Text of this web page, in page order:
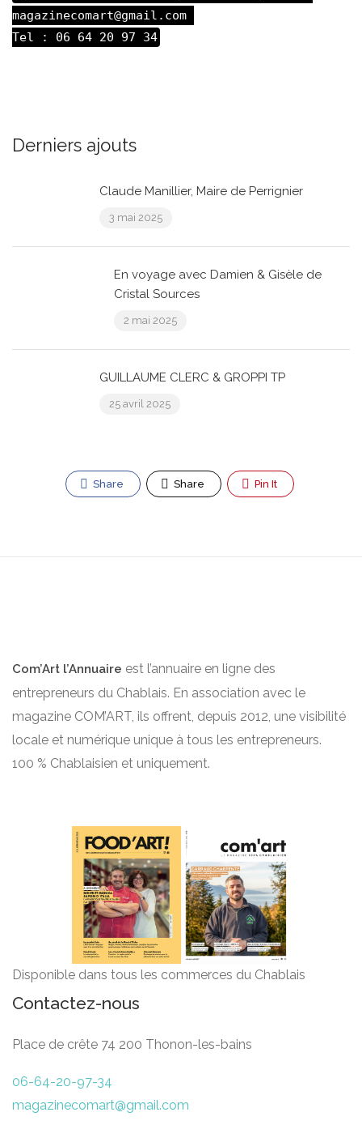
magazinecomart@gmail.com
Tel : 06 64 20 97 34
Derniers ajouts
Claude Manillier, Maire de Perrignier
3 mai 2025
En voyage avec Damien & Gisèle de
Cristal Sources
2 mai 2025
GUILLAUME CLERC & GROPPI TP
25 avril 2025
Share Share Pin It
Com’Art l’Annuaire est l’annuaire en ligne des
entrepreneurs du Chablais. En association avec le
magazine COM’ART, ils offrent, depuis 2012, une visibilité
locale et numérique unique à tous les entrepreneurs.
100 % Chablaisien et uniquement.
Disponible dans tous les commerces du Chablais
Contactez-nous
Place de crête 74 200 Thonon-les-bains
06-64-20-97-34
magazinecomart@gmail.com